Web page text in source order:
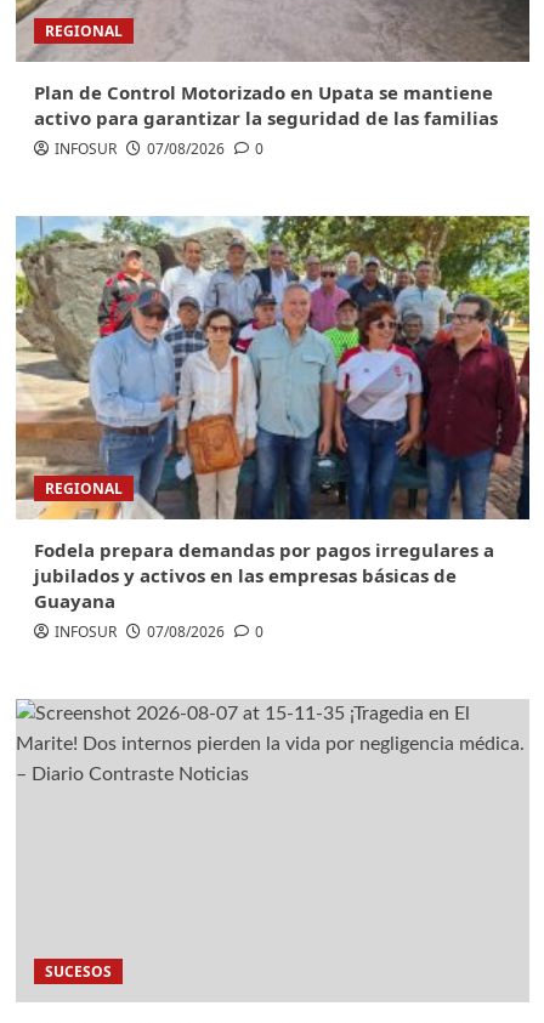
REGIONAL
Plan de Control Motorizado en Upata se mantiene
activo para garantizar la seguridad de las familias
INFOSUR 07/08/2026 0
REGIONAL
Fodela prepara demandas por pagos irregulares a
jubilados y activos en las empresas básicas de
Guayana
INFOSUR 07/08/2026 0
SUCESOS